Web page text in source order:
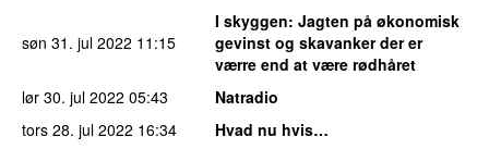
søn 31. jul 2022 11:15
I skyggen: Jagten på økonomisk
gevinst og skavanker der er
værre end at være rødhåret
lør 30. jul 2022 05:43
Natradio
tors 28. jul 2022 16:34
Hvad nu hvis…